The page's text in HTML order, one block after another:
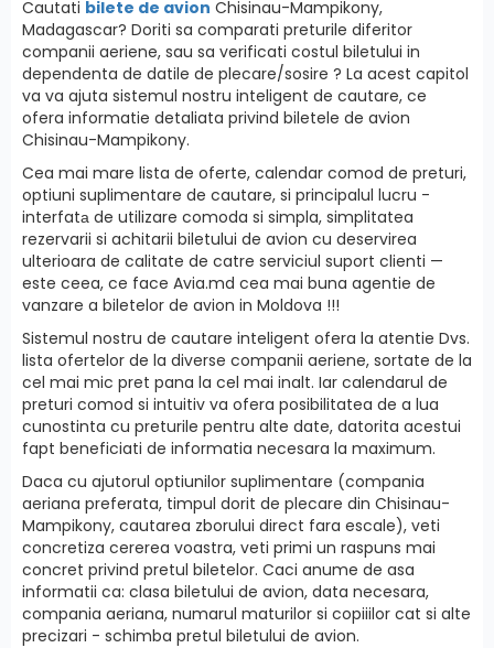
Cautati bilete de avion Chisinau-Mampikony,
Madagascar? Doriti sa comparati preturile diferitor
companii aeriene, sau sa verificati costul biletului in
dependenta de datile de plecare/sosire ? La acest capitol
va va ajuta sistemul nostru inteligent de cautare, ce
ofera informatie detaliata privind biletele de avion
Chisinau-Mampikony.
Cea mai mare lista de oferte, calendar comod de preturi,
optiuni suplimentare de cautare, si principalul lucru -
interfatа de utilizare comoda si simpla, simplitatea
rezervarii si achitarii biletului de avion cu deservirea
ulterioara de calitate de catre serviciul suport clienti —
este ceea, ce face Avia.md cea mai buna agentie de
vanzare a biletelor de avion in Moldova !!!
Sistemul nostru de cautare inteligent ofera la atentie Dvs.
lista ofertelor de la diverse companii aeriene, sortate de la
cel mai mic pret pana la cel mai inalt. Iar calendarul de
preturi comod si intuitiv va ofera posibilitatea de a lua
cunostinta cu preturile pentru alte date, datorita acestui
fapt beneficiati de informatia necesara la maximum.
Daca cu ajutorul optiunilor suplimentare (compania
aeriana preferata, timpul dorit de plecare din Chisinau-
Mampikony, cautarea zborului direct fara escale), veti
concretiza cererea voastra, veti primi un raspuns mai
concret privind pretul biletelor. Caci anume de asa
informatii ca: clasa biletului de avion, data necesara,
compania aeriana, numarul maturilor si copiiilor cat si alte
precizari - schimba pretul biletului de avion.